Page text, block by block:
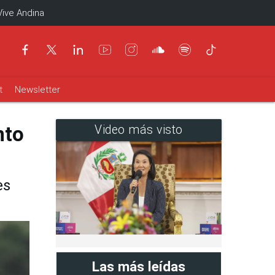
Andina
Newsletter
Video más visto
Las más leídas